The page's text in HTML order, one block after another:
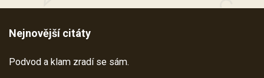
Nejnovější citáty
Podvod a klam zradí se sám.